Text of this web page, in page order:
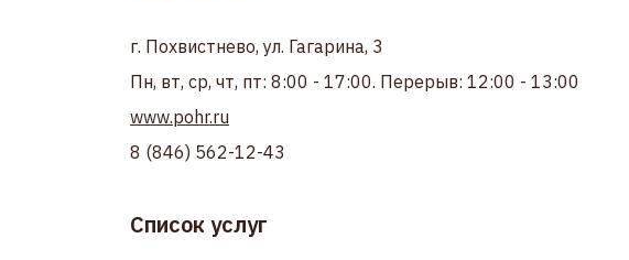
г. Похвистнево, ул. Гагарина, 3
Пн, вт, ср, чт, пт: 8:00 - 17:00. Перерыв: 12:00 - 13:00
www.pohr.ru
8 (846) 562-12-43
Список услуг